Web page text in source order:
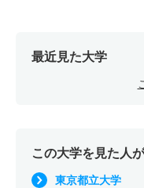
最近見た大学
この大学を見た人
東京都立大学